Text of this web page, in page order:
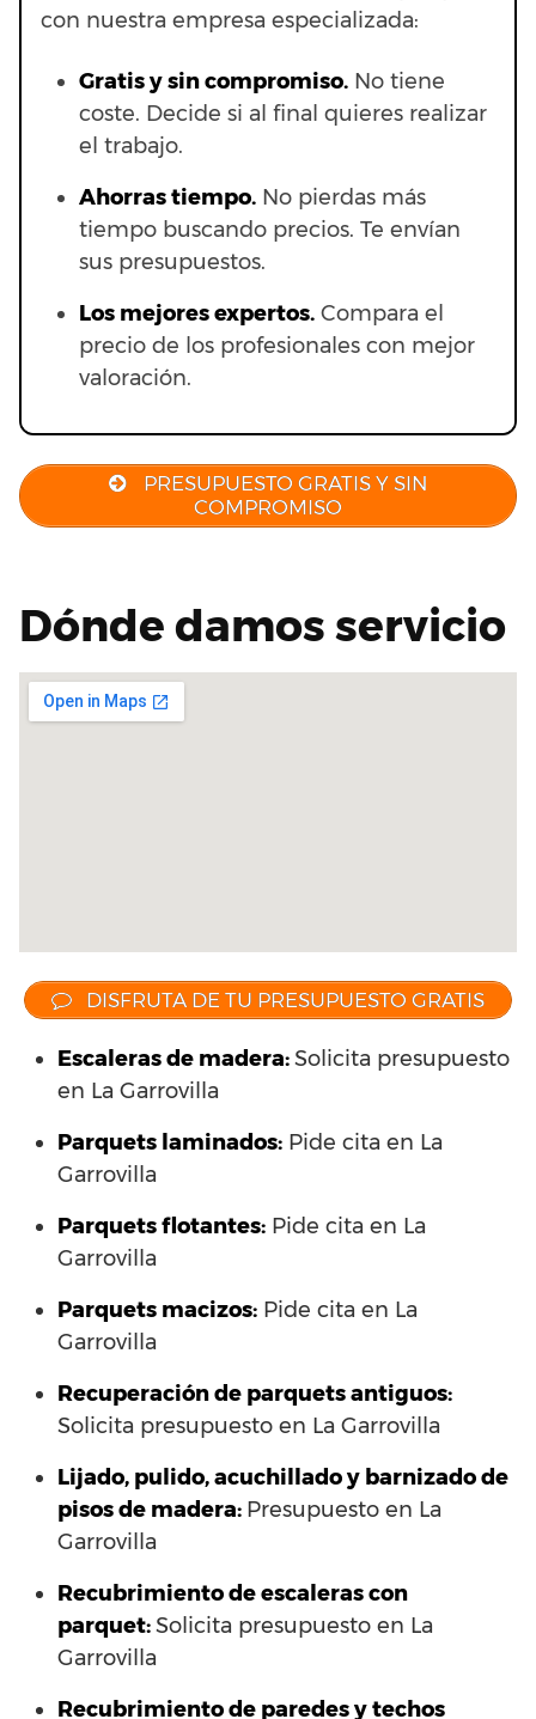
con nuestra empresa especializada:
Gratis y sin compromiso. No tiene
coste. Decide si al final quieres realizar
el trabajo.
Ahorras tiempo. No pierdas más
tiempo buscando precios. Te envían
sus presupuestos.
Los mejores expertos. Compara el
precio de los profesionales con mejor
valoración.
PRESUPUESTO GRATIS Y SIN
COMPROMISO
Dónde damos servicio
DISFRUTA DE TU PRESUPUESTO GRATIS
Escaleras de madera:Solicita presupuesto
en La Garrovilla
Parquets laminados: Pide cita en La
Garrovilla
Parquets flotantes: Pide cita en La
Garrovilla
Parquets macizos: Pide cita en La
Garrovilla
Recuperación de parquets antiguos:
Solicita presupuesto en La Garrovilla
Lijado, pulido, acuchillado y barnizado de
pisos de madera: Presupuesto en La
Garrovilla
Recubrimiento de escaleras con
parquet:Solicita presupuesto en La
Garrovilla
Recubrimiento de paredes y techos